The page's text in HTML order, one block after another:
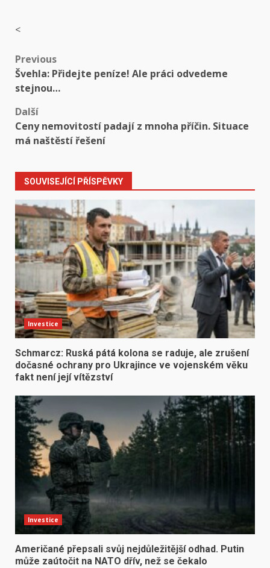
<
Post
navigation
Previous
Švehla: Přidejte peníze! Ale práci odvedeme
stejnou…
Další
Ceny nemovitostí padají z mnoha příčin. Situace
má naštěstí řešení
SOUVISEJÍCÍ PŘÍSPĚVKY
Investice
Schmarcz: Ruská pátá kolona se raduje, ale zrušení
dočasné ochrany pro Ukrajince ve vojenském věku
fakt není její vítězství
Investice
Američané přepsali svůj nejdůležitější odhad. Putin
může zaútočit na NATO dřív, než se čekalo